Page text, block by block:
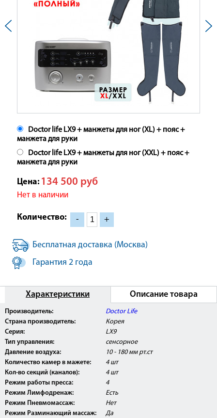
Doctor life LX9 + манжеты для ног (XL) + пояс +
манжета для руки
Doctor life LX9 + манжеты для ног (XXL) + пояс +
манжета для руки
Цена: 134 500 руб
Нет в наличии
Количество: - +
Бесплатная доставка (Москва)
Гарантия 2 года
Характеристики Описание товара
Производитель:
Doctor Life
Страна производитель:
Корея
Серия:
LX9
Тип управления:
сенсорное
Давление воздуха:
10 - 180 мм рт.ст
Количество камер в мажете:
4 шт
Кол-во секций (каналов):
4 шт
Режим работы пресса:
4
Режим Лимфодренаж:
Есть
Режим Пневмомассаж:
Нет
Режим Разминающий массаж:
Да